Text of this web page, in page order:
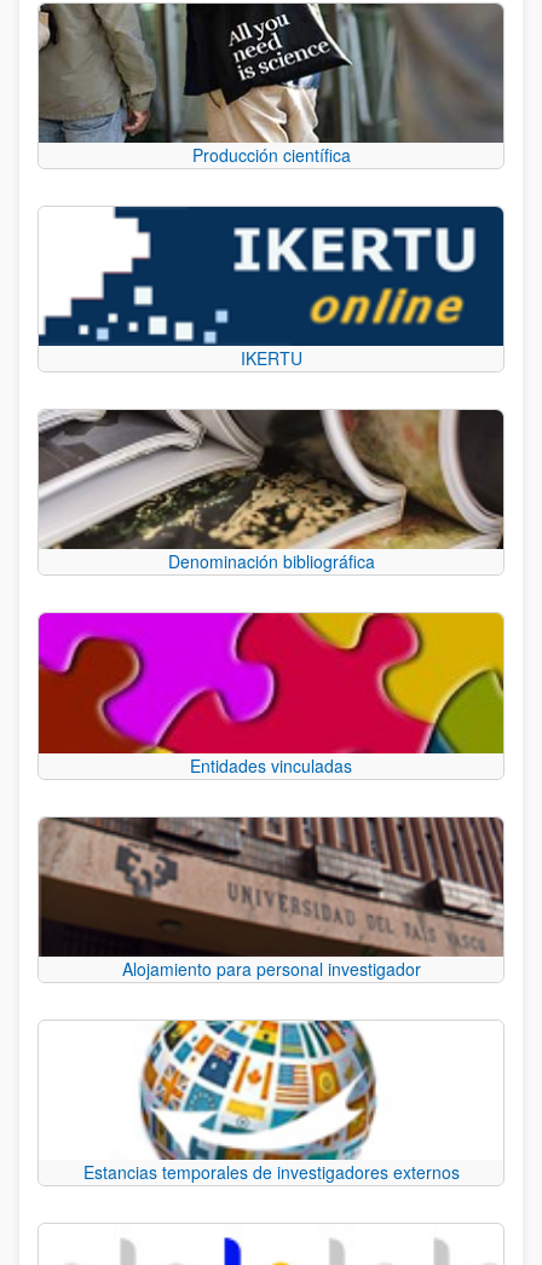
Producción científica
IKERTU
Denominación bibliográfica
Entidades vinculadas
Alojamiento para personal investigador
Estancias temporales de investigadores externos